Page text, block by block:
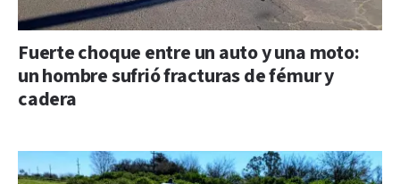
Fuerte choque entre un auto y una moto:
un hombre sufrió fracturas de fémur y
cadera